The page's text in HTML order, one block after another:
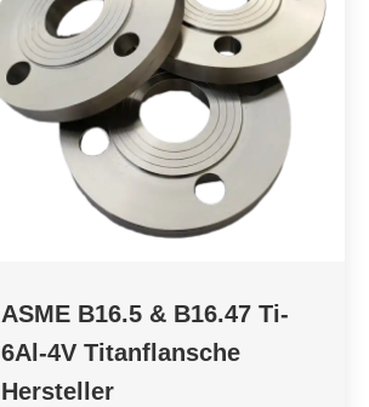
ASME B16.5 & B16.47 Ti-
6Al-4V Titanflansche
Hersteller